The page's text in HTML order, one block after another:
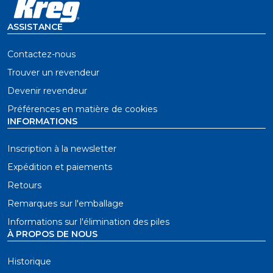
et à la bague de profondeur
ASSISTANCE
Contactez-nous
Trouver un revendeur
Devenir revendeur
Préférences en matière de cookies
INFORMATIONS
Inscription à la newsletter
Expédition et paiements
Retours
Remarques sur l'emballage
Informations sur l'élimination des piles
À PROPOS DE NOUS
Historique